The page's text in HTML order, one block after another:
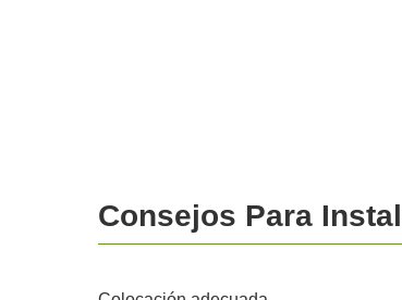
Consejos Para